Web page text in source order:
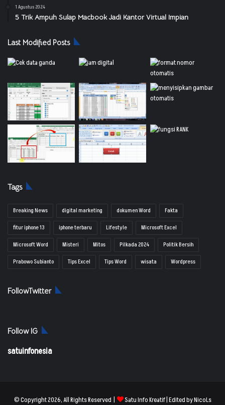
1 Agustus 2024
5 Trik Ampuh Sulap Macbook Jadi Kantor Virtual Impian
Last Modified Posts
Tags
Breaking News digital marketing dokumen Word
Fakta
fitur iphone 13
iphone terbaru Lifestyle
Microsoft Excel
Microsoft Word
Misteri Mitos Pilkada 2024
Politik Bersih
Prabowo Subianto
Tips Excel Tips Word wisata Wordpress
FollowTwitter
Follow IG
satuinfonesia
© Copyright 2026, All Rights Reserved | Satu Info Kreatif| Edited by NicoLs